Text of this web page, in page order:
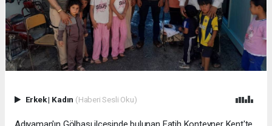
Erkek| Kadın (Haberi Sesli Oku)